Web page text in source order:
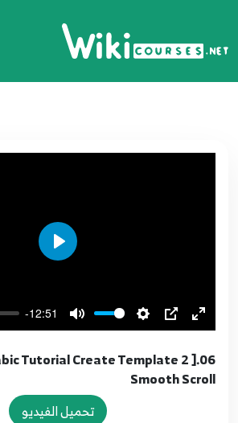
-12:51
Play
Smooth Scroll
تحميل الفيديو